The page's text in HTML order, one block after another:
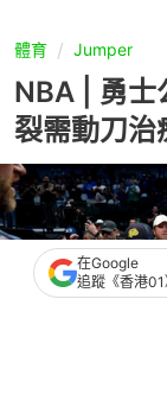
體育 Jumper
NBA | 勇
裂需動刀
在Google
追蹤《香港01